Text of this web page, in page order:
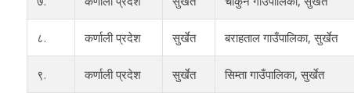
८. कर्णाली प्रदेश सुर्खेत बराहताल गाउँपालिका, सुर्खेत
९. कर्णाली प्रदेश सुर्खेत सिम्ता गाउँपालिका, सुर्खेत